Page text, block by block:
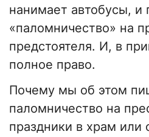
нанимает автобусы, и
«паломничество» на
предстоятеля. И, в
полное право.
Почему мы об этом
паломничество на
праздники в храм или